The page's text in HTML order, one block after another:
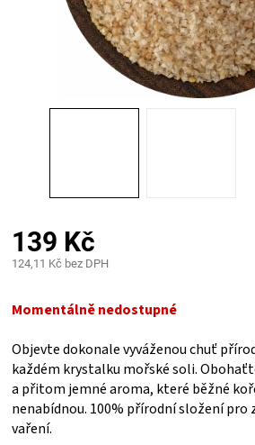
NÁDOBÍ
LODGE
LEDNICE
NA
ZRÁNÍ
139 Kč
124,11 Kč bez DPH
cena:
Momentálně nedostupné
Objevte dokonale vyváženou chuť
každém krystalku mořské soli.
a přitom jemné aroma, které běžné
nenabídnou. 100% přírodní složení pro
vaření.